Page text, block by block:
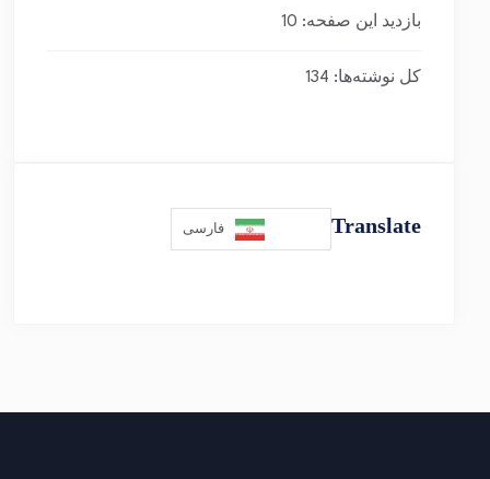
بازدید این صفحه: 10
کل نوشته‌ها: 134
Translate فارسی